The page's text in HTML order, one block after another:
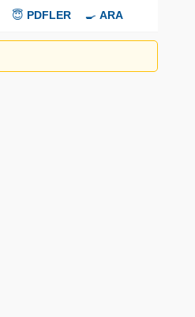
😇 PDFLER 🍳 ARA